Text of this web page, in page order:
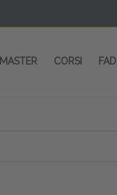
MASTER CORSI FAD